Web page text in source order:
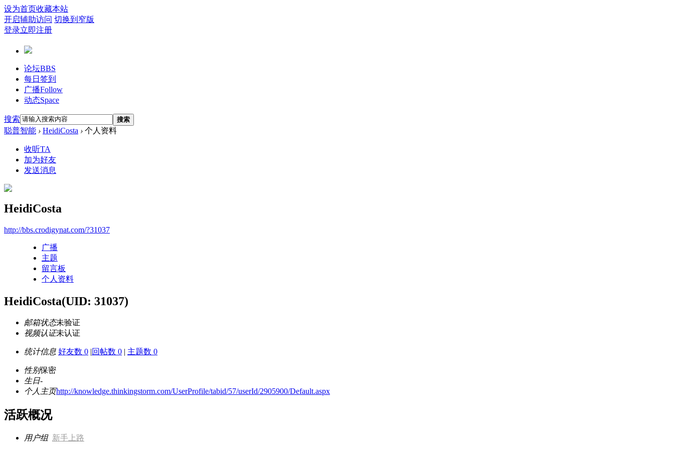
设为首页收藏本站
开启辅助访问 切换到窄版
登录立即注册
论坛BBS
每日签到
广播Follow
动态Space
搜索 搜索
聪普智能 › HeidiCosta › 个人资料
收听TA
加为好友
发送消息
HeidiCosta
http://bbs.crodigynat.com/?31037
广播
主题
留言板
个人资料
HeidiCosta(UID: 31037)
邮箱状态未验证
视频认证未认证
统计信息 好友数 0 |回帖数 0 | 主题数 0
性别保密
生日-
个人主页http://knowledge.thinkingstorm.com/UserProfile/tabid/57/userId/2905900/Default.aspx
活跃概况
用户组 新手上路